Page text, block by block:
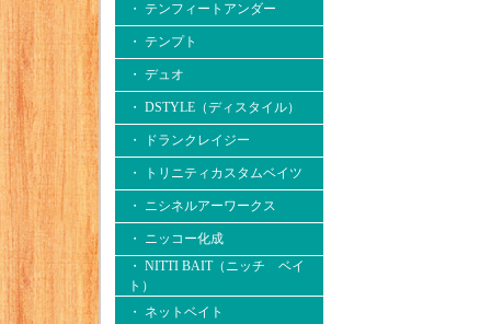
・ テンフィートアンダー
・ テンプト
・ デュオ
・ DSTYLE（ディスタイル）
・ ドランクレイジー
・ トリニティカスタムベイツ
・ ニシネルアーワークス
・ ニッコー化成
・ NITTI BAIT（ニッチ ベイ
ト）
・ ネットベイト